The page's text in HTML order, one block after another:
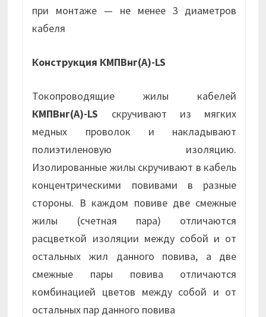
при монтаже — не менее 3 диаметров
кабеля
Конструкция КМПВнг(А)-LS
Токопроводящие жилы кабелей
КМПВнг(А)-LS скручивают из мягких
медных проволок и накладывают
полиэтиленовую изоляцию.
Изолированные жилы скручивают в кабель
концентрическими повивами в разные
стороны. В каждом повиве две смежные
жилы (счетная пара) отличаются
расцветкой изоляции между собой и от
остальных жил данного повива, а две
смежные пары повива отличаются
комбинацией цветов между собой и от
остальных пар данного повива